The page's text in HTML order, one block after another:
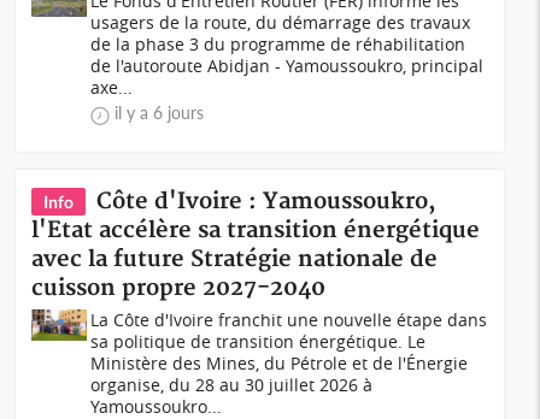
usagers de la route, du démarrage des travaux
de la phase 3 du programme de réhabilitation
de l'autoroute Abidjan - Yamoussoukro, principal
axe...
il y a 6 jours
Info
Côte d'Ivoire : Yamoussoukro,
l'Etat accélère sa transition énergétique
avec la future Stratégie nationale de
cuisson propre 2027-2040
La Côte d'Ivoire franchit une nouvelle étape dans
sa politique de transition énergétique. Le
Ministère des Mines, du Pétrole et de l'Énergie
organise, du 28 au 30 juillet 2026 à
Yamoussoukro...